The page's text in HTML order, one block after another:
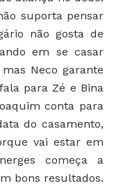
suporta pensar
não gosta de
em se casar
Neco garante
para Zé e Bina
conta para
do casamento,
vai estar em
começa a
bons resultados.